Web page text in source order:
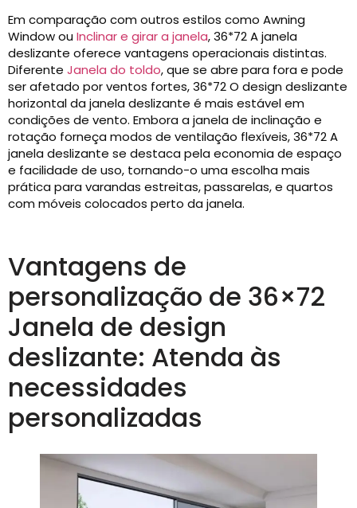
Em comparação com outros estilos como Awning
Window ou Inclinar e girar a janela, 36*72 A janela
deslizante oferece vantagens operacionais distintas.
Diferente Janela do toldo, que se abre para fora e pode
ser afetado por ventos fortes, 36*72 O design deslizante
horizontal da janela deslizante é mais estável em
condições de vento. Embora a janela de inclinação e
rotação forneça modos de ventilação flexíveis, 36*72 A
janela deslizante se destaca pela economia de espaço
e facilidade de uso, tornando-o uma escolha mais
prática para varandas estreitas, passarelas, e quartos
com móveis colocados perto da janela.
Vantagens de
personalização de 36×72
Janela de design
deslizante: Atenda às
necessidades
personalizadas